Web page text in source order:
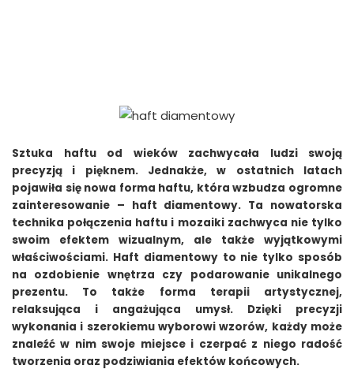
Sztuka haftu od wieków zachwycała ludzi swoją
precyzją i pięknem. Jednakże, w ostatnich latach
pojawiła się nowa forma haftu, która wzbudza ogromne
zainteresowanie – haft diamentowy. Ta nowatorska
technika połączenia haftu i mozaiki zachwyca nie tylko
swoim efektem wizualnym, ale także wyjątkowymi
właściwościami. Haft diamentowy to nie tylko sposób
na ozdobienie wnętrza czy podarowanie unikalnego
prezentu. To także forma terapii artystycznej,
relaksująca i angażująca umysł. Dzięki precyzji
wykonania i szerokiemu wyborowi wzorów, każdy może
znaleźć w nim swoje miejsce i czerpać z niego radość
tworzenia oraz podziwiania efektów końcowych.